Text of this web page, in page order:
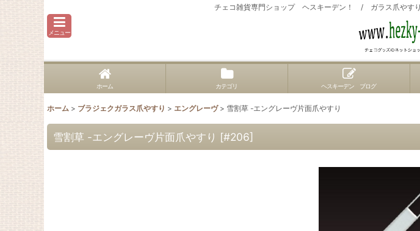
チェコ雑貨専門ショップ ヘスキーデン！ / ガラス爪やす
メニュー
ホーム カテゴリ ヘスキーデン ブログ
ホーム > ブラジェクガラス爪やすり > エングレーヴ > 雪割草 -エングレーヴ片面爪やすり
雪割草 -エングレーヴ片面爪やすり [#206]